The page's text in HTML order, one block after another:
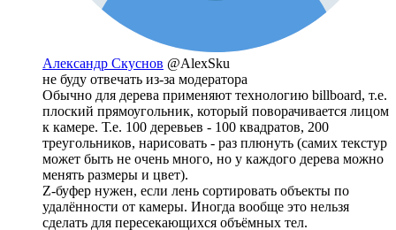
Александр Скуснов @AlexSku
не буду отвечать из-за модератора
Обычно для дерева применяют технологию billboard, т.е.
плоский прямоугольник, который поворачивается лицом
к камере. Т.е. 100 деревьев - 100 квадратов, 200
треугольников, нарисовать - раз плюнуть (самих текстур
может быть не очень много, но у каждого дерева можно
менять размеры и цвет).
Z-буфер нужен, если лень сортировать объекты по
удалённости от камеры. Иногда вообще это нельзя
сделать для пересекающихся объёмных тел.